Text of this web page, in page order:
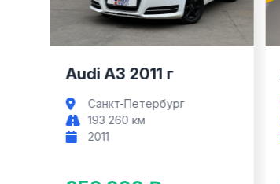
Audi A3 2011 г
Санкт-Петербург
193 260 км
2011